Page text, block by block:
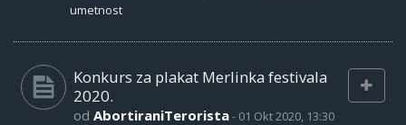
umetnost
Konkurs za plakat Merlinka festivala
2020.
od AbortiraniTerorista- 01 Okt 2020, 13:30